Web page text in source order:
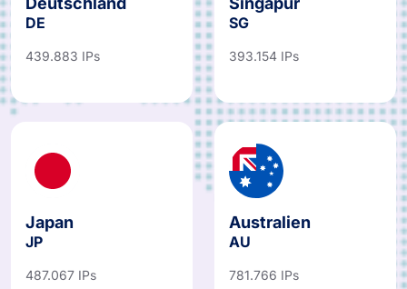
Deutschland
DE
439.883 IPs
Singapur
SG
393.154 IPs
Japan
JP
487.067 IPs
Australien
AU
781.766 IPs